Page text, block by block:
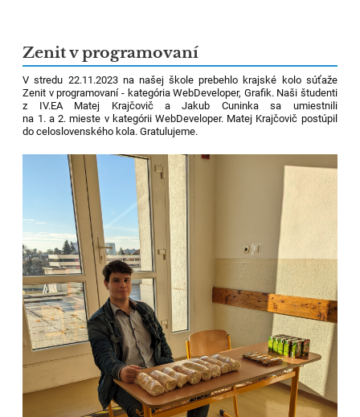
Zenit v programovaní
V stredu 22.11.2023 na našej škole prebehlo krajské kolo súťaže
Zenit v programovaní - kategória WebDeveloper, Grafik. Naši študenti
z IV.EA Matej Krajčovič a Jakub Cuninka sa umiestnili
na 1. a 2. mieste v kategórii WebDeveloper. Matej Krajčovič postúpil
do celoslovenského kola. Gratulujeme.